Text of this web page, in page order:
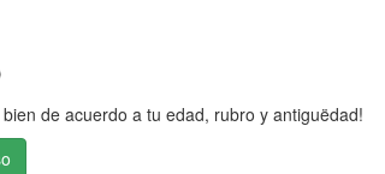
de acuerdo a tu edad, rubro y antiguëdad!